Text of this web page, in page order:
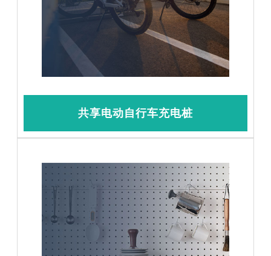
共享电动自行车充电桩